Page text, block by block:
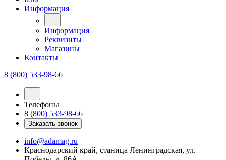
Информация
Реквизиты
Магазины
Контакты
8 (800) 533-98-66
Телефоны
8 (800) 533-98-66
Заказать звонок
info@adamag.ru
Краснодарский край, станица Ленинградская, ул.
Победы, д. 86А
Пн - Вс: с 9:00 до 18:00